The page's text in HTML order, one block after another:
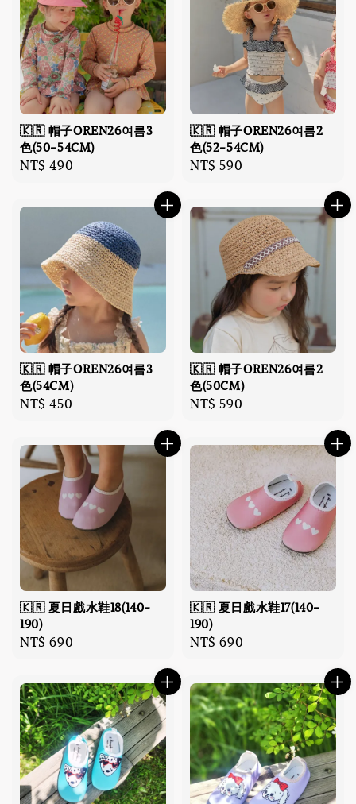
🇰🇷 帽子OREN26여름3
色(50-54CM)
Regular
NT$ 490
🇰🇷 帽子OREN26여름2
色(52-54CM)
Regular
NT$ 590
🇰🇷 帽子OREN26여름3
色(54CM)
Regular
NT$ 450
🇰🇷 帽子OREN26여름2
色(50CM)
Regular
NT$ 590
🇰🇷 夏日戲水鞋18(140-
190)
Regular
NT$ 690
🇰🇷 夏日戲水鞋17(140-
190)
Regular
NT$ 690